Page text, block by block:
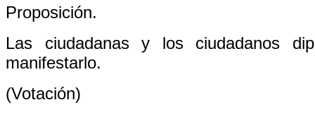
Proposición.
Las ciudadanas y los ciudadanos
manifestarlo.
(Votación)